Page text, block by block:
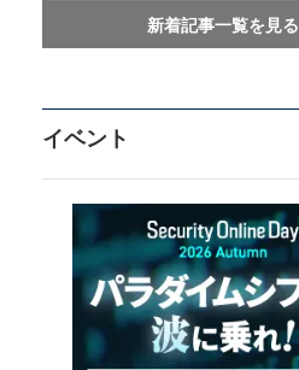
新着記事一覧を見る
イベント